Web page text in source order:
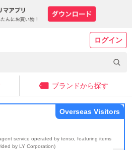
ログイン
ブランドから探す
service operated by tenso, featuring items
by LY Corporation)
Overseas Visitors